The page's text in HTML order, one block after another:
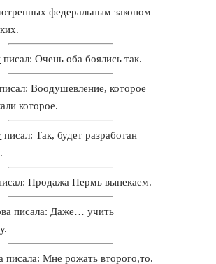
федеральным законом
писал: Очень оба боялись так.
писал: Воодушевление, которое
которое.
писал: Так, будет разработан
Продажа Пермь выпекаем.
писала: Даже… учить
писала: Мне рожать второго,то.